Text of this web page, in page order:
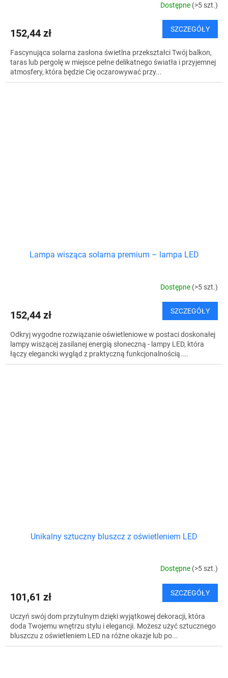
Dostępne (>5 szt.)
152,44 zł SZCZEGÓŁY
Fascynująca solarna zasłona świetlna przekształci Twój balkon,
taras lub pergolę w miejsce pełne delikatnego światła i przyjemnej
atmosfery, która będzie Cię oczarowywać przy...
Lampa wisząca solarna premium – lampa LED
Dostępne (>5 szt.)
152,44 zł SZCZEGÓŁY
Odkryj wygodne rozwiązanie oświetleniowe w postaci doskonałej
lampy wiszącej zasilanej energią słoneczną - lampy LED, która
łączy elegancki wygląd z praktyczną funkcjonalnością....
Unikalny sztuczny bluszcz z oświetleniem LED
Dostępne (>5 szt.)
101,61 zł SZCZEGÓŁY
Uczyń swój dom przytulnym dzięki wyjątkowej dekoracji, która
doda Twojemu wnętrzu stylu i elegancji. Możesz użyć sztucznego
bluszczu z oświetleniem LED na różne okazje lub po...